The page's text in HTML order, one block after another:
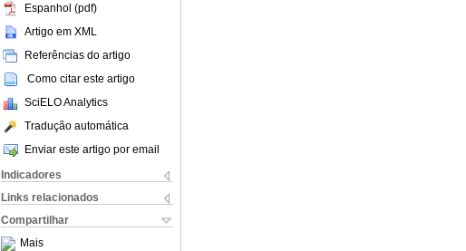
Espanhol (pdf)
Artigo em XML
Referências do artigo
Como citar este artigo
SciELO Analytics
Tradução automática
Enviar este artigo por email
Indicadores
Links relacionados
Compartilhar
Mais